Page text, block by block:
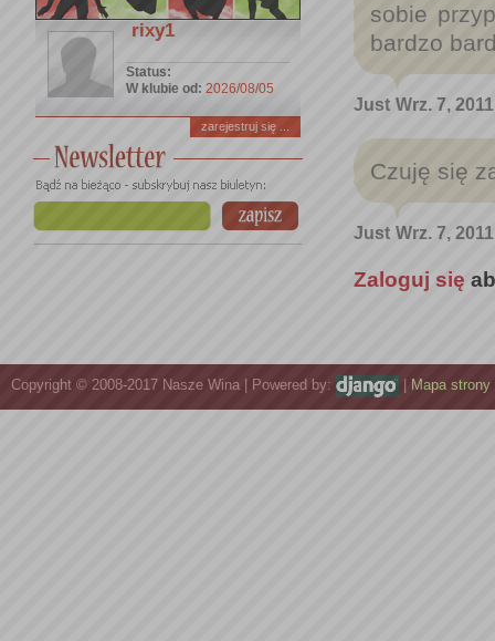
rixy1
Status:
W klubie od: 2026/08/05
zarejestruj się ...
sobie
bardzo
Just Wrz. 7,
Czuję się
Just Wrz. 7,
Zaloguj się
Copyright © 2008-2017 Nasze Wina | Powered by: Mapa strony